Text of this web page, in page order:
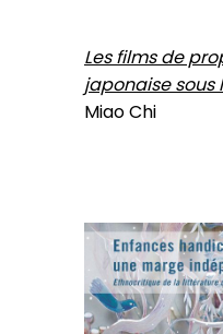
Les films de
japonaise sous
Miao Chi